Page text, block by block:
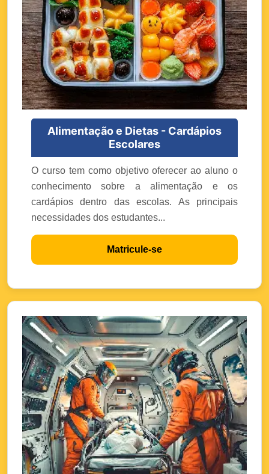
Alimentação e Dietas - Cardápios
Escolares
O curso tem como objetivo oferecer ao aluno o
conhecimento sobre a alimentação e os
cardápios dentro das escolas. As principais
necessidades dos estudantes...
Matricule-se